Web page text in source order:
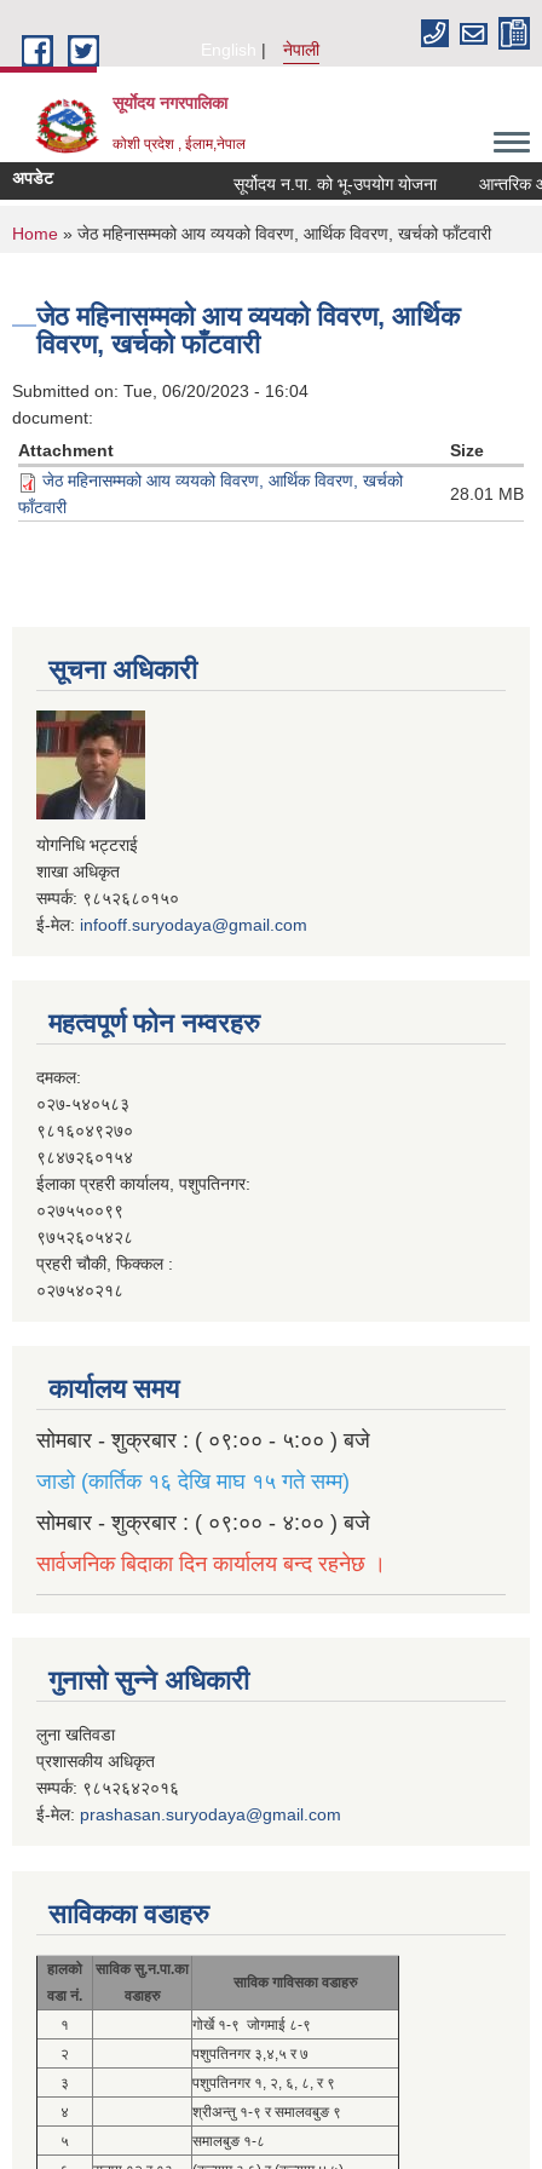
English
नेपाली
सूर्याेदय नगरपालिका
कोशी प्रदेश , ईलाम,नेपाल
अपडेट सूर्योदय न.पा. को भू-उपयोग योजना आन्तरिक आय
You are here
Home » जेठ महिनासम्मको आय व्ययको विवरण, आर्थिक विवरण, खर्चको फाँटवारी
जेठ महिनासम्मको आय व्ययको विवरण, आर्थिक
विवरण, खर्चको फाँटवारी
Submitted on: Tue, 06/20/2023 - 16:04
document:
Attachment
Size
जेठ महिनासम्मको आय व्ययको विवरण, आर्थिक विवरण, खर्चको
फाँटवारी
28.01 MB
सूचना अधिकारी
योगनिधि भट्टराई
शाखा अधिकृत
सम्पर्क: ९८५२६८०१५०
ई-मेल: infooff.suryodaya@gmail.com
महत्वपूर्ण फोन नम्वरहरु
दमकल:
०२७-५४०५८३
९८१६०४९२७०
९८४७२६०१५४
ईलाका प्रहरी कार्यालय, पशुपतिनगर:
०२७५५००९९
९७५२६०५४२८
प्रहरी चौकी, फिक्कल :
०२७५४०२१८
कार्यालय समय
सोमबार - शुक्रबार : ( ०९:०० - ५:०० ) बजे
जाडो (कार्तिक १६ देखि माघ १५ गते सम्म)
सोमबार - शुक्रबार : ( ०९:०० - ४:०० ) बजे
सार्वजनिक बिदाका दिन कार्यालय बन्द रहनेछ ।
गुनासो सुन्ने अधिकारी
लुना खतिवडा
प्रशासकीय अधिकृत
सम्पर्क: ९८५२६४२०१६
ई-मेल: prashasan.suryodaya@gmail.com
साविकका वडाहरु
हालको
वडा नं.
साविक सु.न.पा.का
वडाहरु
साविक गाविसका वडाहरु
१
गोर्खे १-९ जोगमाई ८-९
२
पशुपतिनगर ३,४,५ र ७
३
पशुपतिनगर १, २, ६, ८, र ९
४
श्रीअन्तु १-९ र समालवबुङ ९
५
समालबुङ १-८